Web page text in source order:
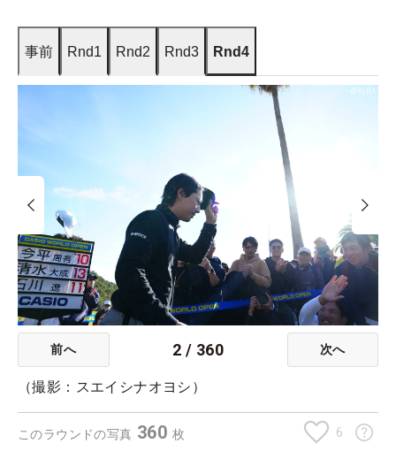
事前 Rnd1 Rnd2 Rnd3 Rnd4
前へ 2 / 360 次へ
（撮影：スエイシナオヨシ）
このラウンドの写真 360 枚 6